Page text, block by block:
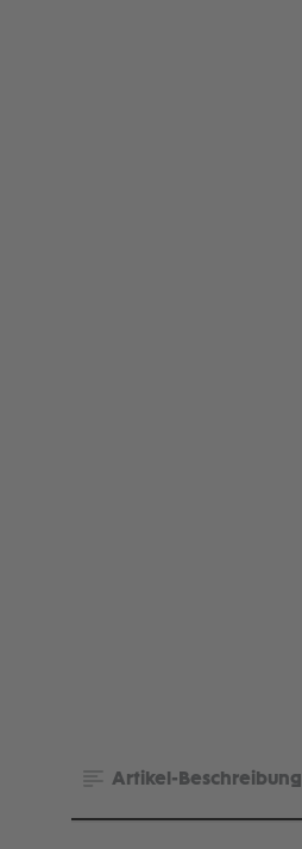
Artikel-Beschreibung